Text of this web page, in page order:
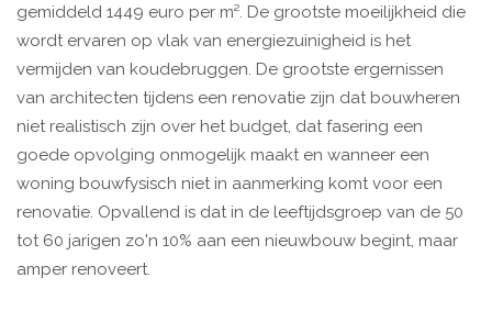
gemiddeld 1449 euro per m². De grootste moeilijkheid die
wordt ervaren op vlak van energiezuinigheid is het
vermijden van koudebruggen. De grootste ergernissen
van architecten tijdens een renovatie zijn dat bouwheren
niet realistisch zijn over het budget, dat fasering een
goede opvolging onmogelijk maakt en wanneer een
woning bouwfysisch niet in aanmerking komt voor een
renovatie. Opvallend is dat in de leeftijdsgroep van de 50
tot 60 jarigen zo'n 10% aan een nieuwbouw begint, maar
amper renoveert.